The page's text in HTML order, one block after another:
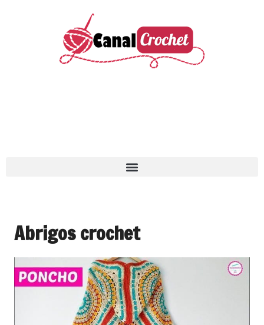
Abrigos crochet